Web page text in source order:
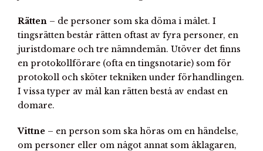
Rätten – de personer som ska döma i målet. I
tingsrätten består rätten oftast av fyra personer, en
juristdomare och tre nämndemän. Utöver det finns
en protokollförare (ofta en tingsnotarie) som för
protokoll och sköter tekniken under förhandlingen.
I vissa typer av mål kan rätten bestå av endast en
domare.
Vittne – en person som ska höras om en händelse,
om personer eller om något annat som åklagaren,